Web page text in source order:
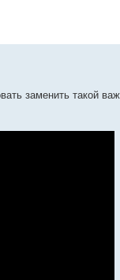
заменить такой